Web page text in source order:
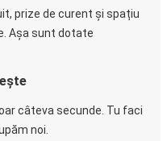
prize de curent și spațiu
Așa sunt dotate
câteva secunde. Tu faci
noi.